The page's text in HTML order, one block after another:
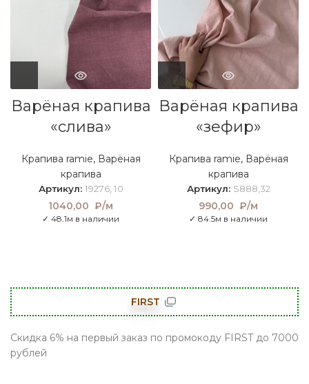
Варёная крапива
«слива»
Крапива ramie, Варёная
крапива
Артикул: 19276, 10
1040,00 ₽/м
✓ 48.1м в наличии
Варёная крапива
«зефир»
Крапива ramie, Варёная
крапива
Артикул: S888,32
990,00 ₽/м
✓ 84.5м в наличии
FIRST
Скидка 6% на первый заказ по промокоду FIRST до 7000
рублей